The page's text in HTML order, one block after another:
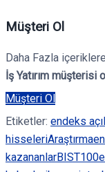
Müşteri Ol
Daha Fazla
İş Yatırım müşterisi
Müşteri Ol
Etiketler: endeks
hisseleriAraştırma
kazananlarBIST100